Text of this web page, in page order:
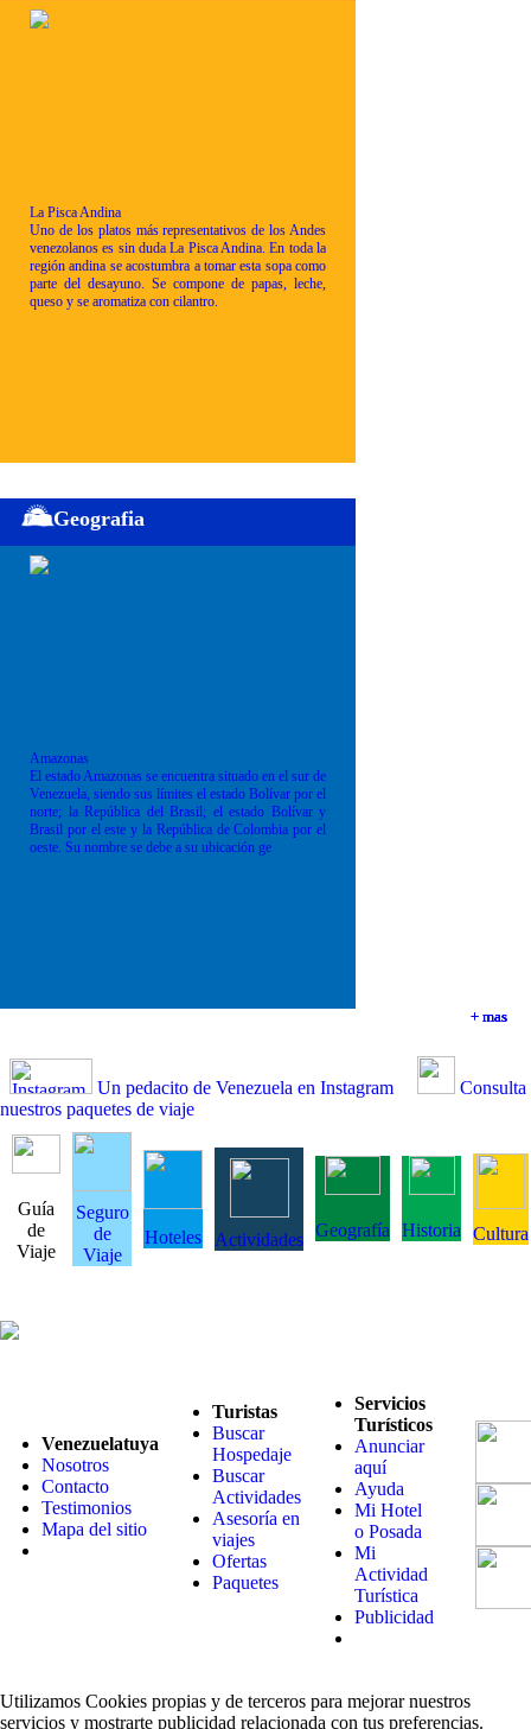
+ mas
+ mas
La Pisca Andina
Uno de los platos más representativos de los Andes
venezolanos es sin duda La Pisca Andina. En toda la
región andina se acostumbra a tomar esta sopa como
parte del desayuno. Se compone de papas, leche,
queso y se aromatiza con cilantro.
+ mas
Geografia
Amazonas
El estado Amazonas se encuentra situado en el sur de
Venezuela, siendo sus límites el estado Bolívar por el
norte; la República del Brasil; el estado Bolívar y
Brasil por el este y la República de Colombia por el
oeste. Su nombre se debe a su ubicación ge
+ mas
Un pedacito de Venezuela en Instagram
Consulta
nuestros paquetes de viaje
Guía
de
Viaje
Seguro
de
Viaje
Hoteles Actividades Geografía Historia Cultura
Venezuelatuya
Nosotros
Contacto
Testimonios
Mapa del sitio
Turistas
Buscar
Hospedaje
Buscar
Actividades
Asesoría en
viajes
Ofertas
Paquetes
Servicios
Turísticos
Anunciar
aquí
Ayuda
Mi Hotel
o Posada
Mi
Actividad
Turística
Publicidad
Utilizamos Cookies propias y de terceros para mejorar nuestros
servicios y mostrarte publicidad relacionada con tus preferencias.